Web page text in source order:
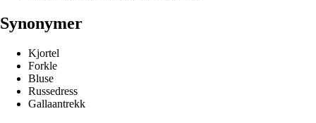
Synonymer
Kjortel
Forkle
Bluse
Russedress
Gallaantrekk